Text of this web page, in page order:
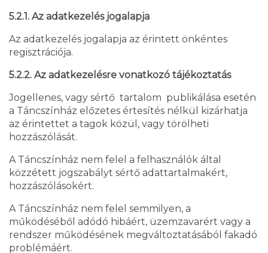
5.2.1. Az adatkezelés jogalapja
Az adatkezelés jogalapja az érintett önkéntes
regisztrációja.
5.2.2. Az adatkezelésre vonatkozó tájékoztatás
Jogellenes, vagy sértő tartalom publikálása esetén
a Táncszínház előzetes értesítés nélkül kizárhatja
az érintettet a tagok közül, vagy törölheti
hozzászólását.
A Táncszínház nem felel a felhasználók által
közzétett jogszabályt sértő adattartalmakért,
hozzászólásokért.
A Táncszínház nem felel semmilyen, a
működéséből adódó hibáért, üzemzavarért vagy a
rendszer működésének megváltoztatásából fakadó
problémáért.